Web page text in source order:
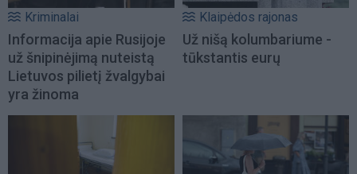
Kriminalai
Informacija apie Rusijoje
už šnipinėjimą nuteistą
Lietuvos pilietį žvalgybai
yra žinoma
Klaipėdos rajonas
Už nišą kolumbariume -
tūkstantis eurų